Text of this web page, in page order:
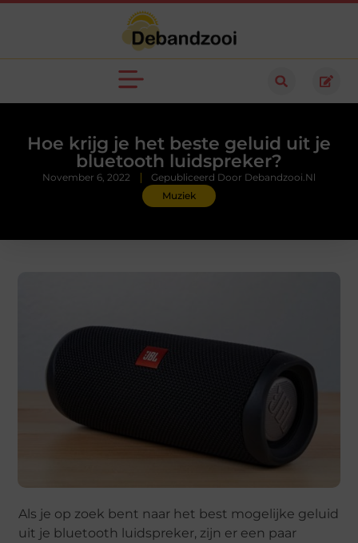
Hoe krijg je het beste geluid uit je
bluetooth luidspreker?
Muziek
November 6, 2022 Gepubliceerd Door Debandzooi.nl
Als je op zoek bent naar het best mogelijke geluid
uit je bluetooth luidspreker, zijn er een paar